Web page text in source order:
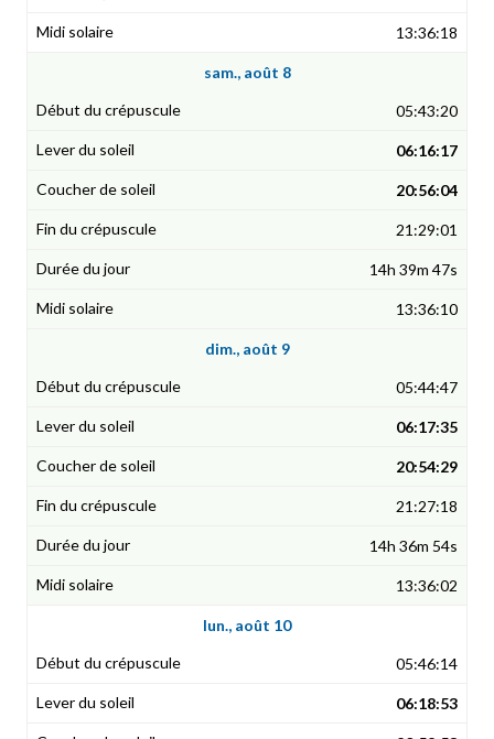
13:36:18
sam., août 8
05:43:20
06:16:17
20:56:04
21:29:01
14h 39m 47s
13:36:10
dim., août 9
05:44:47
06:17:35
20:54:29
21:27:18
14h 36m 54s
13:36:02
lun., août 10
05:46:14
06:18:53